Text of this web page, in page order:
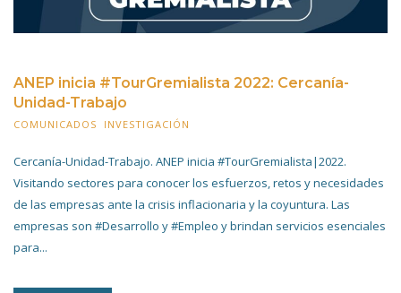
ANEP inicia #TourGremialista 2022: Cercanía-
Unidad-Trabajo
COMUNICADOS INVESTIGACIÓN
Cercanía-Unidad-Trabajo. ANEP inicia #TourGremialista|2022.
Visitando sectores para conocer los esfuerzos, retos y necesidades
de las empresas ante la crisis inflacionaria y la coyuntura. Las
empresas son #Desarrollo y #Empleo y brindan servicios esenciales
para...